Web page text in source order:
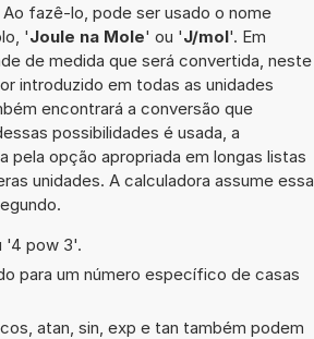
fazê-lo, pode ser usado o nome
'Joule na Mole' ou 'J/mol'. Em
de medida que será convertida, neste
introduzido em todas as unidades
encontrará a conversão que
possibilidades é usada, a
pela opção apropriada em longas listas
unidades. A calculadora assume essa
'4 pow 3'.
para um número específico de casas
atan, sin, exp e tan também podem